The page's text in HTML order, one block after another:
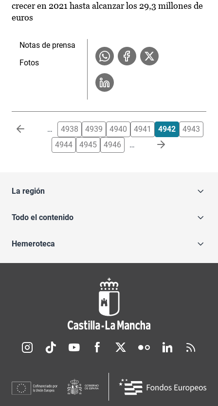
crecer en 2021 hasta alcanzar los 29,3 millones de
euros
Notas de prensa
Fotos
Paginación … 4938 4939 4940 4941 4942
4943
4944
4945 4946 …
La región
Todo el contenido
Hemeroteca
Redes sociales JCCM